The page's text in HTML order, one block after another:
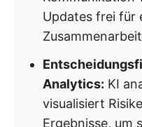
Updates frei für
Analytics: KI
visualisiert
Ergebnisse, um